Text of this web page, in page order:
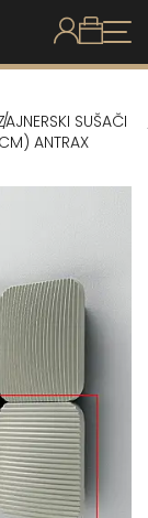
SUŠAČI
ANTRAX